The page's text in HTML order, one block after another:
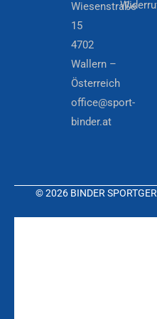
Wiesenstraße
15
4702
Wallern –
Österreich
office@sport-
binder.at
© 2026 BINDER